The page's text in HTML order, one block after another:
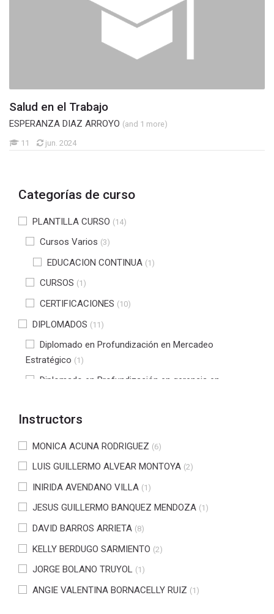
Salud en el Trabajo
ESPERANZA DIAZ ARROYO (and 1 more)
11 jun. 2024
Categorías de curso
PLANTILLA CURSO (14)
Cursos Varios (3)
EDUCACION CONTINUA (1)
CURSOS (1)
CERTIFICACIONES (10)
DIPLOMADOS (11)
Diplomado en Profundización en Mercadeo
Estratégico (1)
Diplomado en Profundización en gerencia en
Diplomado en tecnologías de software para la
Diplomado en NIIF(3)
Diplomado en profundización en gestión tributaria
DIPLOMADO PROFUNDIZACIÓN EN INTERVENCIÓN
PSICOSOCIAL (1)
Diplomado en Revisión Fiscal y Auditoría
Diplomado en Direccionamiento Estratégico
Diplomado en profundización psicología
organizacional y del trabajo
Instructors
MONICA ACUNA RODRIGUEZ (6)
LUIS GUILLERMO ALVEAR MONTOYA (2)
INIRIDA AVENDANO VILLA (1)
JESUS GUILLERMO BANQUEZ MENDOZA (1)
DAVID BARROS ARRIETA (8)
KELLY BERDUGO SARMIENTO (2)
JORGE BOLANO TRUYOL (1)
ANGIE VALENTINA BORNACELLY RUIZ (1)